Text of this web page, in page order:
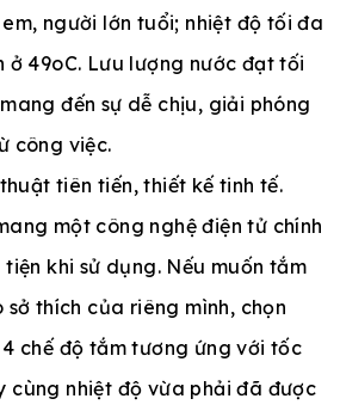
người lớn tuổi; nhiệt độ tối đa
ở 49oC. Lưu lượng nước đạt tối
đến sự dễ chịu, giải phóng
công việc.
tiên tiến, thiết kế tinh tế.
một công nghệ điện tử chính
khi sử dụng. Nếu muốn tắm
thích của riêng mình, chọn
chế độ tắm tương ứng với tốc
cùng nhiệt độ vừa phải đã được